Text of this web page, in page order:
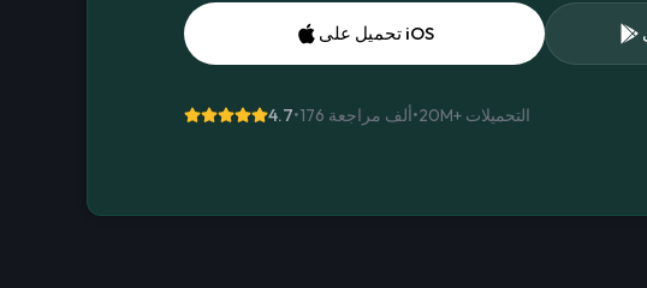
تحميل على iOS
4.7• 176 ألف مراجعة •20M+ التحميلات